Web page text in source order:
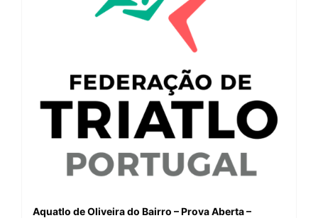
Aquatlo de Oliveira do Bairro – Prova Aberta –